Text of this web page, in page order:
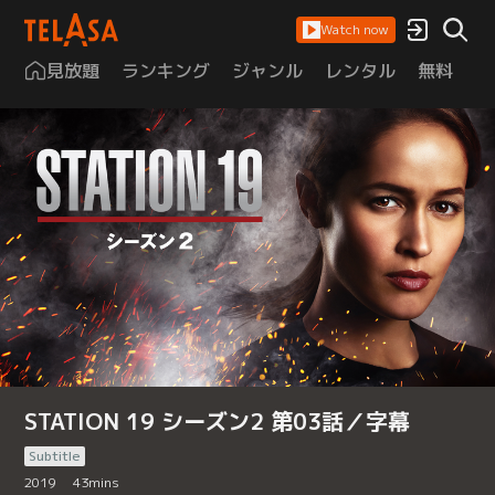
Watch now
見放題 ランキング ジャンル レンタル 無料
STATION 19 シーズン2 第03話／字幕
Subtitle
2019
43mins